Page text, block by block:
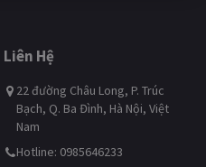
Liên Hệ
22 đường Châu Long, P. Trúc
Bạch, Q. Ba Đình, Hà Nội, Việt
Nam
Hotline: 0985646233